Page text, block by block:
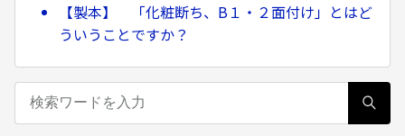
【製本】 「化粧断ち、B１・２面付け」とはど
ういうことですか？